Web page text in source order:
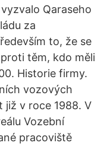
Qaraseho
za
to, že se
těm, kdo měli
Historie firmy.
vozových
již v roce 1988. V
Vozební
pracoviště